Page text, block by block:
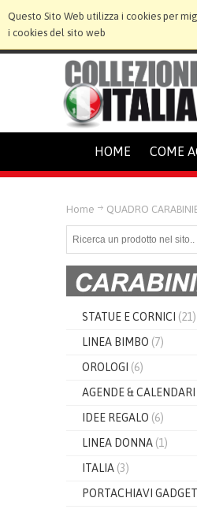
Questo Sito Web utilizza i cookies per
i cookies del sito web
HOME COME
Home QUADRO
STATUE E CORNICI (21)
LINEA BIMBO (7)
OROLOGI (6)
AGENDE & CALENDARI
IDEE REGALO (6)
LINEA DONNA (1)
ITALIA (3)
PORTACHIAVI GADGET